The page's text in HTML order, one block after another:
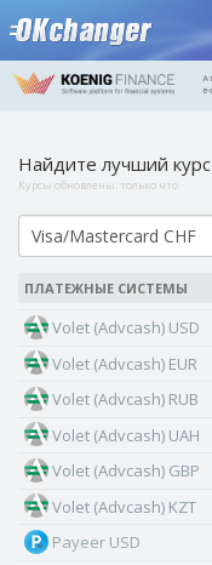
Найдите лучший курс
Курсы обновлены: только что
ПЛАТЕЖНЫЕ СИСТЕМЫ
Volet (Advcash) USD
Volet (Advcash) EUR
Volet (Advcash) RUB
Volet (Advcash) UAH
Volet (Advcash) GBP
Volet (Advcash) KZT
Payeer USD